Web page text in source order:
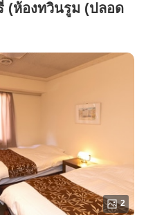
(ห้องทวินรูม (ปลอด
2